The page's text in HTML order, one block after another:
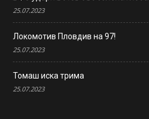
25.07.2023
Локомотив Пловдив на 97!
25.07.2023
Томаш иска трима
25.07.2023